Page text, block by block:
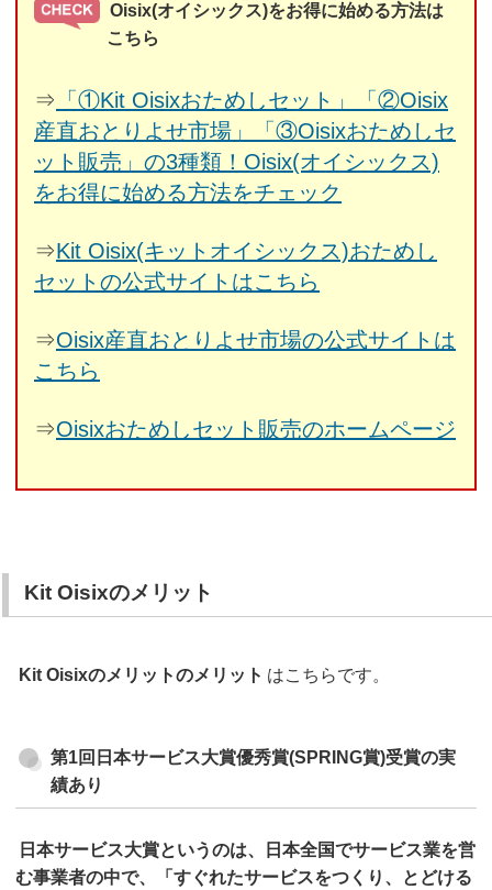
Oisix(オイシックス)をお得に始める方法は
こちら
⇒ 「①Kit Oisixおためしセット」「②Oisix
産直おとりよせ市場」「③Oisixおためしセ
ット販売」の3種類！Oisix(オイシックス)
をお得に始める方法をチェック
⇒Kit Oisix(キットオイシックス)おためし
セットの公式サイトはこちら
⇒Oisix産直おとりよせ市場の公式サイトは
こちら
⇒Oisixおためしセット販売のホームページ
Kit Oisixのメリット
Kit Oisixのメリットのメリット はこちらです。
第1回日本サービス大賞優秀賞(SPRING賞)受賞の実
績あり
日本サービス大賞というのは、日本全国でサービス業を営
む事業者の中で、「すぐれたサービスをつくり、とどける